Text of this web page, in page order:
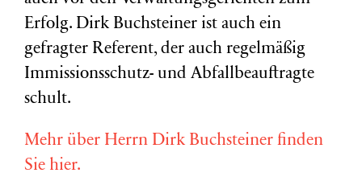
Erfolg. Dirk Buchsteiner ist auch ein
gefragter Referent, der auch regelmäßig
Immissionsschutz- und Abfallbeauftragte
schult.
Mehr über Herrn Dirk Buchsteiner finden
Sie hier.